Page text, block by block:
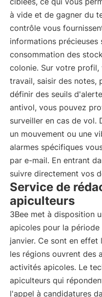
à vide et de gagner du
contrôle vous
informations
consommation des
colonie. Sur votre
travail, saisir des notes,
définir des seuils
antivol, vous pouvez
surveiller en cas de vol.
un mouvement ou une
alarmes spécifiques
par e-mail. En entrant
suivre directement vos
Service de
apiculteurs
3Bee met à disposition
apicoles pour la
janvier. Ce sont en effet
les régions ouvrent des
activités apicoles. Le
apiculteurs qui
l'appel à candidatures